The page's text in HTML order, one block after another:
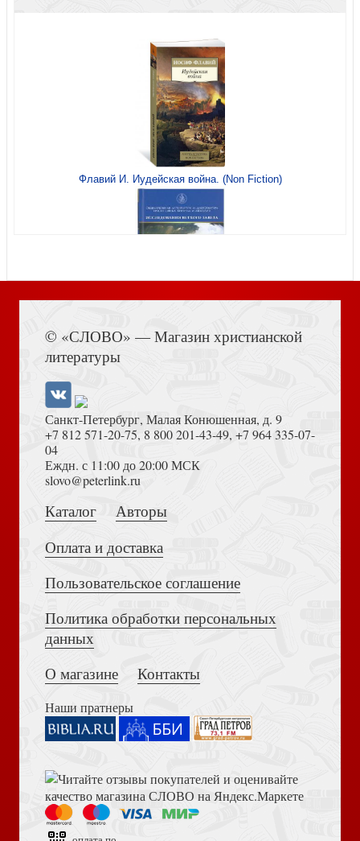
Вера и жизнь
Егоров В. У истоков Руси
Сент-Экзюпери А. Можно верить в людей
Флавий И. Иудейская война. (Non Fiction)
Толкование на Апокалипсис (Тихоний Африканский)
Достоевский Ф.М. Сила и правда России (2024)
© «СЛОВО» — Магазин христианской
литературы
Санкт-Петербург, Малая Конюшенная, д. 9
+7 812 571-20-75, 8 800 201-43-49, +7 964 335-07-
04
Еждн. с 11:00 до 20:00 МСК
slovo@peterlink.ru
Каталог
Авторы
Оплата и доставка
Пользовательское соглашение
Политика обработки персональных
данных
О магазине
Контакты
Наши пратнеры